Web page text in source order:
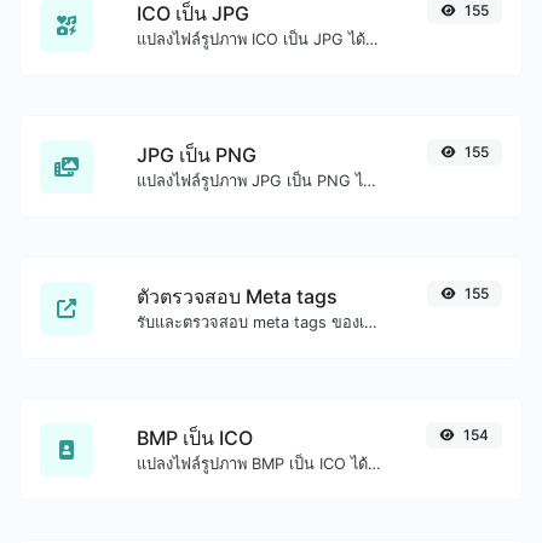
ICO เป็น JPG
แปลงไฟล์รูปภาพ ICO เป็น JPG ได้อย่างง่ายดาย
155
JPG เป็น PNG
แปลงไฟล์รูปภาพ JPG เป็น PNG ได้อย่างง่ายดาย
155
ตัวตรวจสอบ Meta tags
รับและตรวจสอบ meta tags ของเว็บไซต์ใดๆ
155
BMP เป็น ICO
แปลงไฟล์รูปภาพ BMP เป็น ICO ได้อย่างง่ายดาย
154